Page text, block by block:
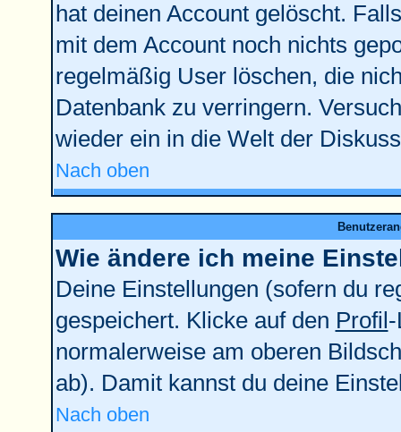
hat deinen Account gelöscht.
mit dem Account noch nichts
regelmäßig User löschen, die
Datenbank zu verringern.
wieder ein in die Welt der
Nach oben
Wie ändere ich meine
Deine Einstellungen (sofern du
gespeichert. Klicke auf den Profil
normalerweise am oberen
ab). Damit kannst du deine
Nach oben